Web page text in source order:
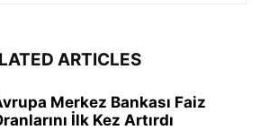
ARTICLES
Merkez Bankası Faiz
İlk Kez Artırdı